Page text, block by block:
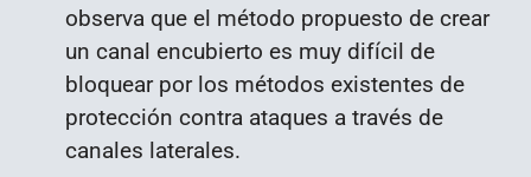
observa que el método propuesto de crear
un canal encubierto es muy difícil de
bloquear por los métodos existentes de
protección contra ataques a través de
canales laterales.